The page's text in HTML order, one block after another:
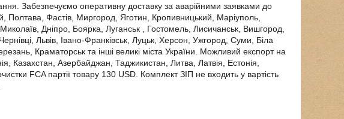
Забезпечуємо оперативну доставку за аварійними заявками до
Полтава, Фастів, Миргород, Яготин, Кропивницький, Маріуполь,
Дніпро, Боярка, Луганськ , Гостомель, Лисичанськ, Вишгород,
Львів, Івано-Франківськ, Луцьк, Херсон, Ужгород, Суми, Біла
Краматорськ та інші великі міста України. Можливий експорт на
Казахстан, Азербайджан, Таджикистан, Литва, Латвія, Естонія,
FCA партії товару 130 USD. Комплект ЗІП не входить у вартість